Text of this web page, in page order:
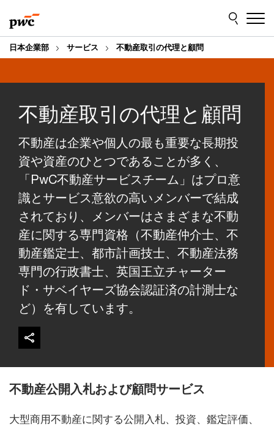
to
content
to
footer
日本企業部 サービス 不動産取引の代理と顧問
不動産取引の代理と顧問
不動産は企業や個人の最も重要な長期投
資や資産のひとつであることが多く、
「PwC不動産サービスチーム」はプロ意
識とサービス意欲の高いメンバーで結成
されており、メンバーはさまざまな不動
産に関する専門資格（不動産仲介士、不
動産鑑定士、都市計画技士、不動産法務
専門の行政書士、英国王立チャーター
ド・サベイヤーズ協会認証済の計測士な
ど）を有しています。
不動産公開入札および顧問サービス
大型商用不動産に関する公開入札、投資、鑑定評価、